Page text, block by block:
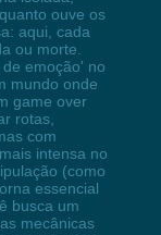
ouve os
aqui, cada
ou morte.
emoção' no
mundo onde
game over
rotas,
com
intensa no
(como
essencial
busca um
mecânicas